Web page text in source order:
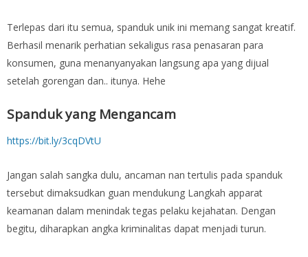
Terlepas dari itu semua, spanduk unik ini memang sangat kreatif.
Berhasil menarik perhatian sekaligus rasa penasaran para
konsumen, guna menanyanyakan langsung apa yang dijual
setelah gorengan dan.. itunya. Hehe
Spanduk yang Mengancam
https://bit.ly/3cqDVtU
Jangan salah sangka dulu, ancaman nan tertulis pada spanduk
tersebut dimaksudkan guan mendukung Langkah apparat
keamanan dalam menindak tegas pelaku kejahatan. Dengan
begitu, diharapkan angka kriminalitas dapat menjadi turun.